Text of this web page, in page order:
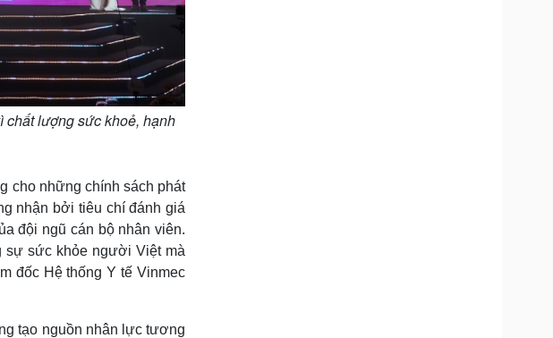
lượng sức khoẻ, hạnh
cho những chính sách phát
nhận bởi tiêu chí đánh giá
đội ngũ cán bộ nhân viên.
sự sức khỏe người Việt mà
đốc Hệ thống Y tế Vinmec
tạo nguồn nhân lực tương